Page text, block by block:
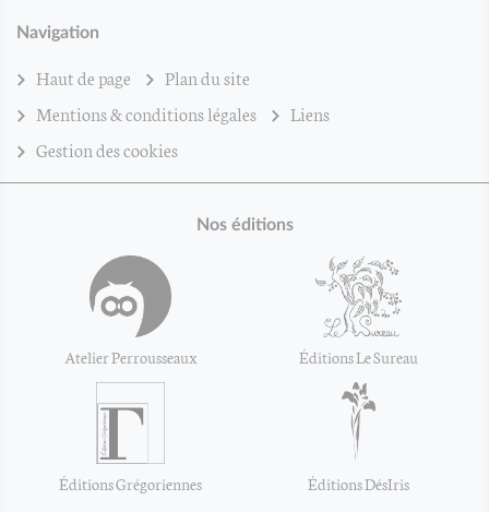
Navigation
Haut de page
Plan du site
Mentions & conditions légales
Liens
Gestion des cookies
Nos éditions
Atelier Perrousseaux Éditions Le Sureau
Éditions Grégoriennes Éditions DésIris